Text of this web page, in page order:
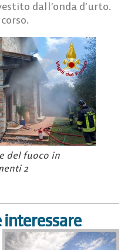
dall’onda d’urto.
del fuoco in
2